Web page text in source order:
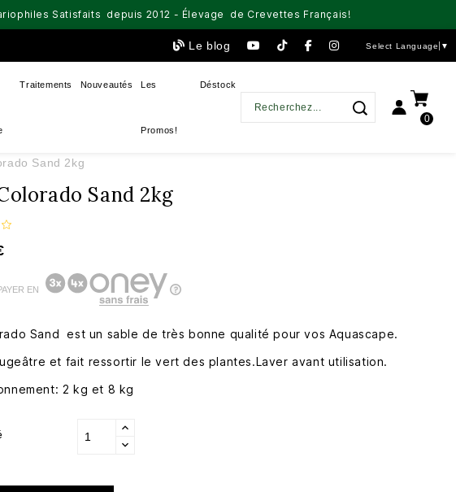
Satisfaits depuis 2012 - Élevage de Crevettes Français!
Le blog Select Language ▼
Traitements Nouveautés Les
Promos!
Déstock
0
Sand 2kg
Sand 2kg
EN
Sand est un sable de très bonne qualité pour vos Aquascape.
et fait ressortir le vert des plantes.Laver avant utilisation.
2 kg et 8 kg